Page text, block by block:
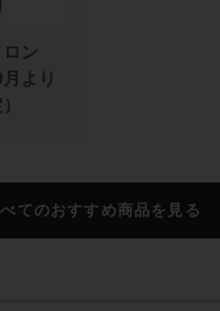
ン
より
てのおすすめ商品を見る